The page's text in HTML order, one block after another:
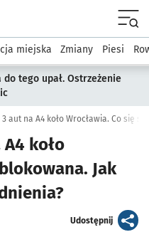
Komunikacja
miejska Zmiany Piesi
tego upał. Ostrzeżenie
3 aut na A4 koło Wrocławia. Co się
koło
Jak
Udostępnijartykuł